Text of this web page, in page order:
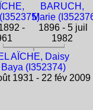
-
BARUCH,
Marie
1896 - 5 juil
1982
AÏCHE, Daisy
Baya (I352374)
1931 - 22 fév 2009